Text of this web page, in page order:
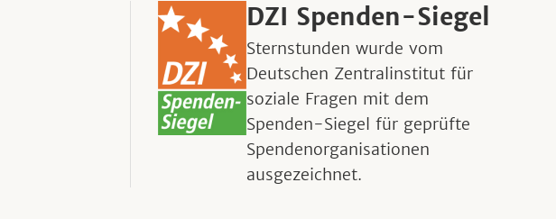
DZI Spenden-Siegel
Sternstunden wurde vom
Deutschen Zentralinstitut für
soziale Fragen mit dem
Spenden-Siegel für geprüfte
Spendenorganisationen
ausgezeichnet.